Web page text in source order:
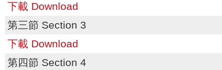
下載 Download
第三節 Section 3
下載 Download
第四節 Section 4